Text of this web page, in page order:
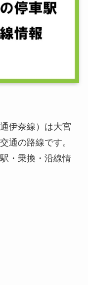
伊奈線）は大宮
通の路線です。
・乗換・沿線情